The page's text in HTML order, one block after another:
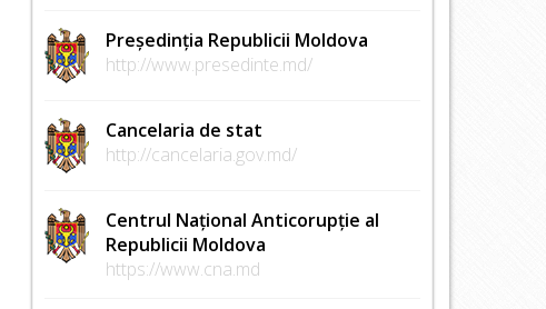
Președinția Republicii Moldova
http://www.presedinte.md/
Cancelaria de stat
http://cancelaria.gov.md/
Centrul Național Anticorupție al
Republicii Moldova
https://www.cna.md